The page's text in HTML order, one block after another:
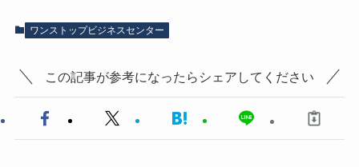
ワンストップビジネスセンター
この記事が参考になったらシェアしてください